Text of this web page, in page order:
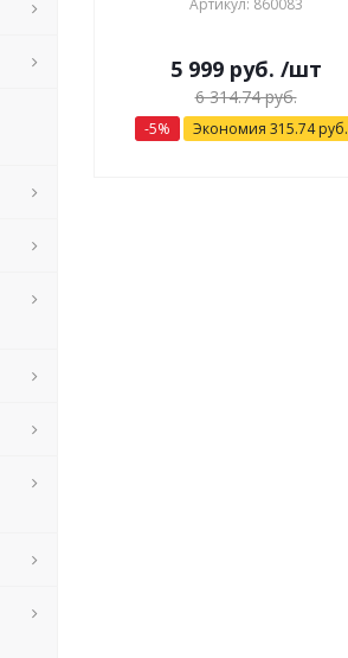
Артикул: 860083
5 999руб. /шт
6 314.74руб.
-5% Экономия 315.74руб.